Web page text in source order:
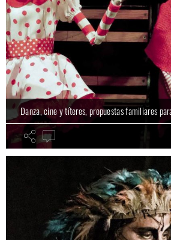
Danza, cine y títeres, propuestas familiares